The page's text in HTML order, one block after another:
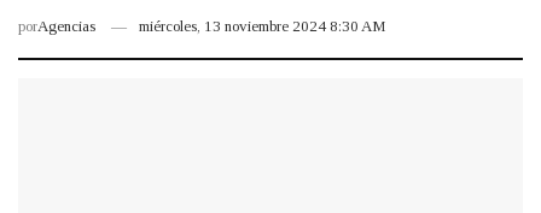
porAgencias miércoles, 13 noviembre 2024 8:30 AM